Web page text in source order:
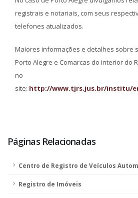
registrais e notariais, com seus
telefones atualizados.
Maiores informações e detalhes sobre
Porto Alegre e Comarcas do interior do
no
site: http://www.tjrs.jus.br/institu/
Páginas Relacionadas
Centro de Registro de Veículos
Registro de Imóveis